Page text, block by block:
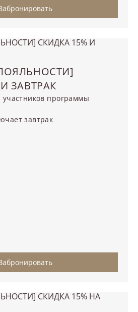
ЗАВТРАК
участников программы
завтрак